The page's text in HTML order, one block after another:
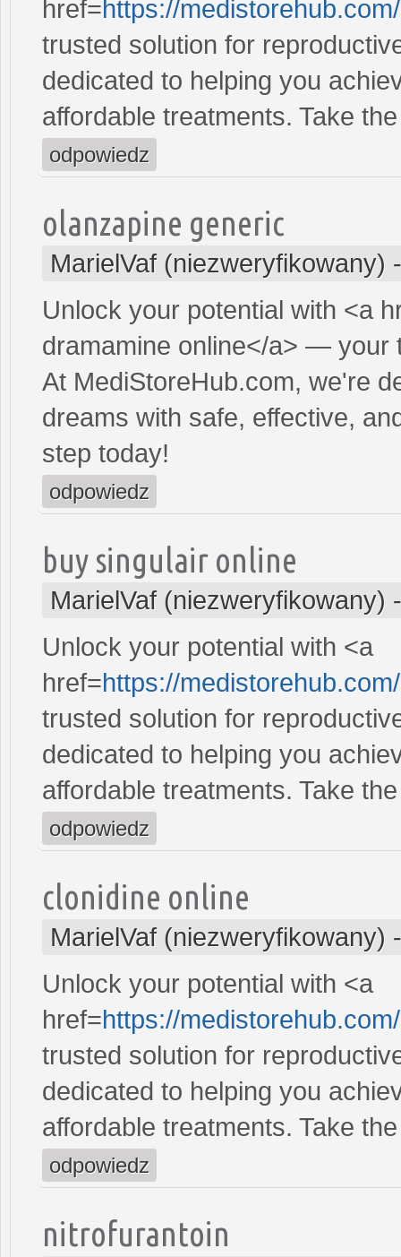
href=https://
trusted solution for
dedicated to helping you
affordable treatments. Take
odpowiedz
olanzapine generic
MarielVaf (niezweryfikowany)
Unlock your potential with <a
dramamine online</a> — your
At MediStoreHub.com, we're
dreams with safe, effective,
step today!
odpowiedz
buy singulair online
MarielVaf (niezweryfikowany)
Unlock your potential with <a
href=https://
trusted solution for
dedicated to helping you
affordable treatments. Take
odpowiedz
clonidine online
MarielVaf (niezweryfikowany)
Unlock your potential with <a
href=https://
trusted solution for
dedicated to helping you
affordable treatments. Take
odpowiedz
nitrofurantoin